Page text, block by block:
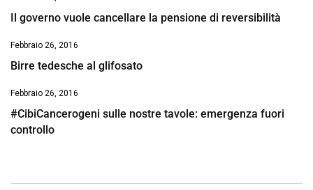
Il governo vuole cancellare la pensione di reversibilità
Febbraio 26, 2016
Birre tedesche al glifosato
Febbraio 26, 2016
#CibiCancerogeni sulle nostre tavole: emergenza fuori
controllo